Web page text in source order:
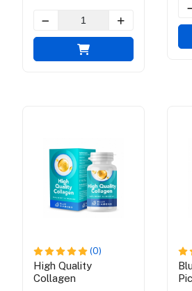
(0)
High Quality
Collagen